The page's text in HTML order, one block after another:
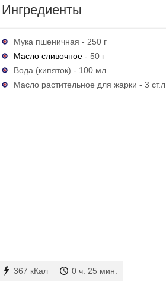
Ингредиенты
Мука пшеничная - 250 г
Масло сливочное - 50 г
Вода (кипяток) - 100 мл
Масло растительное для жарки - 3 ст.л.
367 кКал 0 ч. 25 мин.